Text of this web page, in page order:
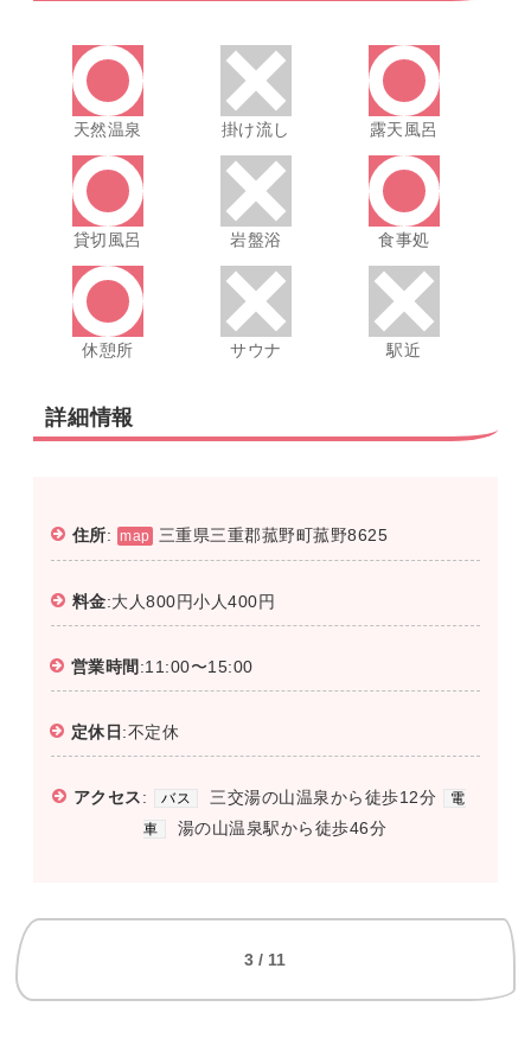
天然温泉 掛け流し 露天風呂
貸切風呂 岩盤浴 食事処
休憩所 サウナ 駅近
詳細情報
住所: map 三重県三重郡菰野町菰野8625
料金:大人800円小人400円
営業時間 :11:00〜15:00
定休日 :不定休
アクセス: バス 三交湯の山温泉から徒歩12分
電
車
湯の山温泉駅から徒歩46分
3 / 11